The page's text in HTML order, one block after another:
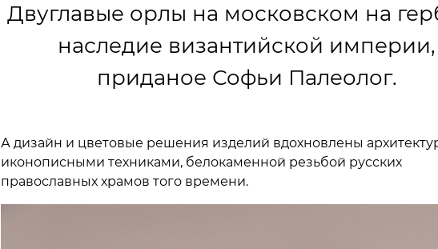
Двуглавые орлы на московском на
наследие византийской империи,
приданое Софьи Палеолог.
А дизайн и цветовые решения изделий вдохновлены
иконописными техниками, белокаменной резьбой русских
православных храмов того времени.